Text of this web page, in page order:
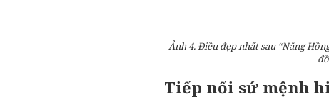
Ảnh 4. Điều đẹp nhất sau “Nắng
Tiếp nối sứ mệnh